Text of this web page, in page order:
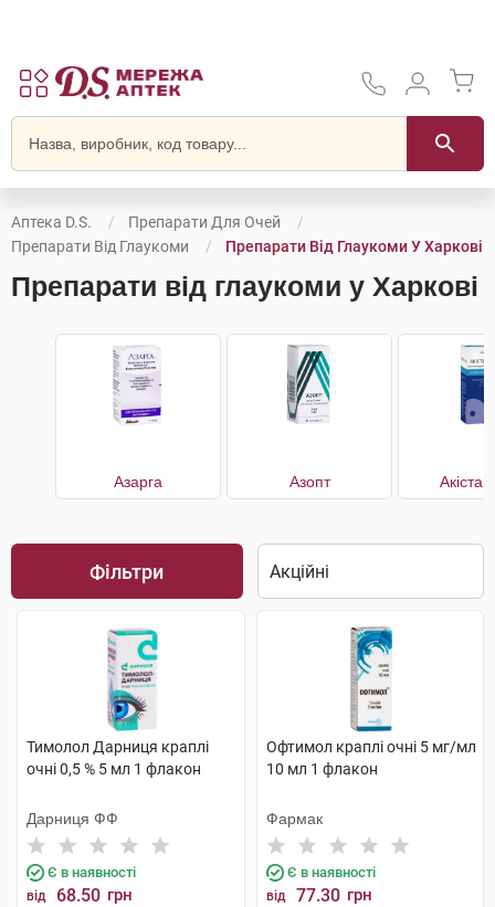
Аптека D.S.
Препарати Для Очей
Препарати Від Глаукоми
Препарати Від Глаукоми У Харкові
Препарати від глаукоми у Харкові
Азарга Азопт
Фільтри
Тимолол Дарниця краплі
очні 0,5 % 5 мл 1 флакон
Дарниця ФФ
Є в наявності
від 68.50 грн
Офтимол краплі очні 5 мг/мл
10 мл 1 флакон
Фармак
Є в наявності
від 77.30 грн